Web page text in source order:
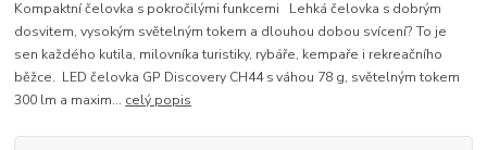
Kompaktní čelovka s pokročilými funkcemi Lehká čelovka s dobrým
dosvitem, vysokým světelným tokem a dlouhou dobou svícení? To je
sen každého kutila, milovníka turistiky, rybáře, kempaře i rekreačního
běžce. LED čelovka GP Discovery CH44 s váhou 78 g, světelným tokem
300 lm a maxim... celý popis